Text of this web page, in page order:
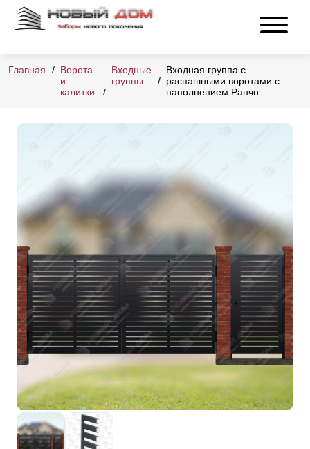
Главная
Ворота
и
калитки
Входные
группы
Входная группа с
распашными воротами с
наполнением Ранчо